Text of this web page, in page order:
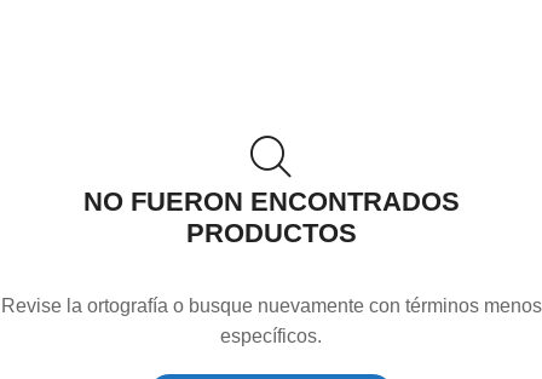
NO FUERON ENCONTRADOS
PRODUCTOS
Revise la ortografía o busque nuevamente con términos menos
específicos.